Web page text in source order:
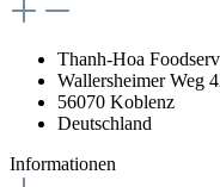
Thanh-Hoa
Wallersheimer Weg
56070 Koblenz
Deutschland
Informationen